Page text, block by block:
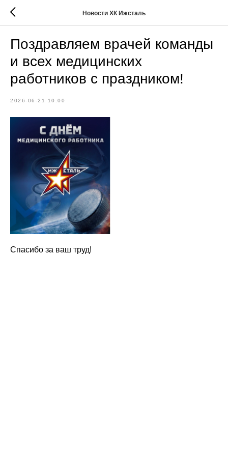
Новости ХК Ижсталь
Поздравляем врачей команды
и всех медицинских
работников с праздником!
2026-06-21 10:00
Спасибо за ваш труд!